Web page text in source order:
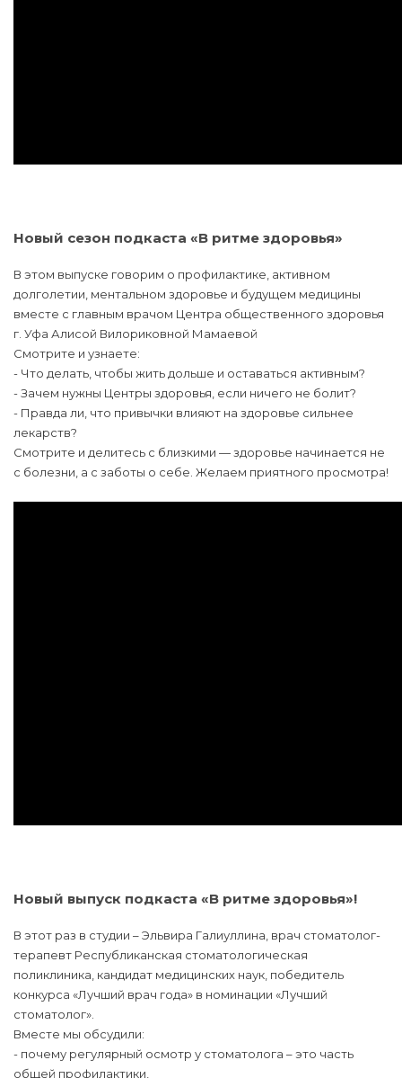
Новый сезон подкаста «В ритме здоровья»
В этом выпуске говорим о профилактике, активном
долголетии, ментальном здоровье и будущем медицины
вместе с главным врачом Центра общественного здоровья
г. Уфа Алисой Вилориковной Мамаевой
Смотрите и узнаете:
- Что делать, чтобы жить дольше и оставаться активным?
- Зачем нужны Центры здоровья, если ничего не болит?
- Правда ли, что привычки влияют на здоровье сильнее
лекарств?
Смотрите и делитесь с близкими — здоровье начинается не
с болезни, а с заботы о себе. Желаем приятного просмотра!
Новый выпуск подкаста «В ритме здоровья»!
В этот раз в студии – Эльвира Галиуллина, врач стоматолог-
терапевт Республиканская стоматологическая
поликлиника, кандидат медицинских наук, победитель
конкурса «Лучший врач года» в номинации «Лучший
стоматолог».
Вместе мы обсудили:
- почему регулярный осмотр у стоматолога – это часть
общей профилактики,